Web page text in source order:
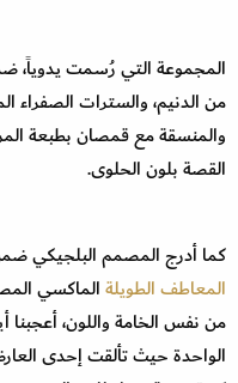
المجموعة التي رُسمت
من الدنيم، والسترات الصفراء
والمنسقة مع قمصان بطبعة
القصة بلون الحلوى.
كما أدرج المصمم البلجيكي ضمن
المعاطف الطويلةالماكسي
من نفس الخامة واللون، أعجبنا